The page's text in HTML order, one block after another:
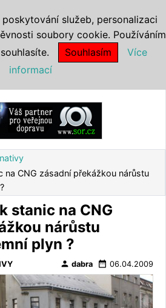
na CNG zásadní překážkou nárůstu
stanic na CNG
nárůstu
plyn ?
person dabra date_range 06.04.2009
služeb, personalizaci
soubory cookie. Používáním
Souhlasím
Více
informací